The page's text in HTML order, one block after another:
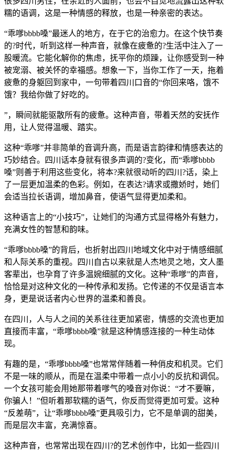
糯的语调，这是一种情感的释放，也是一种亲密的表达。
“乖嗲bbbb嗓”最迷人的地方，在于它的治愈力。在这个快节奏
的?时代，听到这样一种声音，就像在疲惫的?生活中注入了一
股暖流。它能化解你的焦虑，抚平你的烦躁，让你感受到一种
被宠溺、被关怀的幸福感。想象一下，当你工作了一天，拖着
疲惫的身躯回到家中，一句带着四川口音的“你回来咯，饿不
饿？我给你做了好吃的。
”，瞬间就能驱散所有的疲惫。这种声音，带着天然的安抚作
用，让人觉得温暖、踏实。
这种“乖嗲”并非简单的音调升高，而是语言韵律和情感表达的
巧妙结合。四川话本身就有很多声调的?变化，而“乖嗲bbbb
嗓”则善于利用这些变化，将本?来就很动听的四川?话，染上
了一层更加温柔的色彩。例如，在表达?请求或撒娇时，她们
会适当拉长语调，增加鼻音，使语气显得更加柔和。
这种语言上的“小技巧”，让她们的沟通方式显得格外有魅力，
充满女性的智慧和韵味。
“乖嗲bbbb嗓”的背后，也折射出四川地域文化中对于情感细腻
和人际关系的重视。四川自古以来就是人杰地灵之地，文人墨
客辈出，也孕育了许多温婉细腻的文化。这种“乖嗲”的声音，
恰恰是对这种文化的一种传承和发扬。它传递的不仅是语言本
身，更是说话者内心世界的温柔和善良。
在四川，人与人之间的关系往往更加紧密，情感的交流也更加
直接而丰富，“乖嗲bbbb嗓”就是这种情感连接的一种生动体
现。
有趣的是，“乖嗲bbbb嗓”也常常伴随着一种俏皮和机灵。它们
不是一味的顺从，而是在温柔中带着一点小小的反抗和调侃。
一个女孩可能会用她那带着嗲气的嗓音对你说：“才不要嘛，
你骗人！”但听着那软糯的语气，你反而觉得更加可爱。这种
“反差萌”，让“乖嗲bbbb嗓”更具吸引力，它不是单调的甜美，
而是层次丰富，充满惊喜。
这种声音，也常常出现在四川?的艺术创作中，比如一些四川